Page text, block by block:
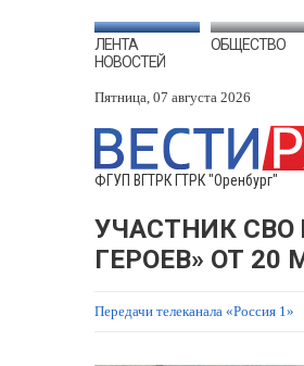
ЛЕНТА
НОВОСТЕЙ
ОБЩЕСТВО
Пятница, 07 августа 2026
ФГУП ВГТРК ГТРК "Оренбург"
УЧАСТНИК СВО
ГЕРОЕВ» ОТ 20
Передачи телеканала «Россия 1»